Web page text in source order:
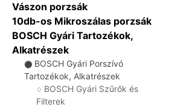
Vászon porzsák
10db-os Mikroszálas porzsák
BOSCH Gyári Tartozékok,
Alkatrészek
⚫ BOSCH Gyári Porszívó
Tartozékok, Alkatrészek
♢ BOSCH Gyári Szűrők és
Filterek